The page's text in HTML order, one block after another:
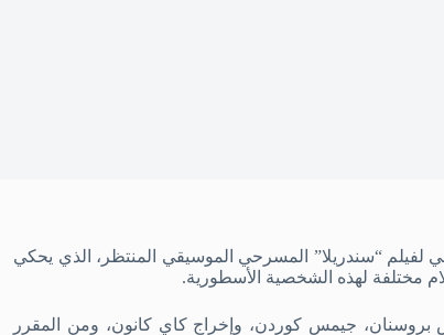
3 أغسطس/آب 2021، المقطع الترويجي لفيلم “سندريلا” المسرحي الموسيقي المنتظر، الذي يحكي
مختلفة لهذه الشخصية الأسطورية.
بروسنان، جيمس كوردن، وإخراج كاي كانون، ومن المقرر